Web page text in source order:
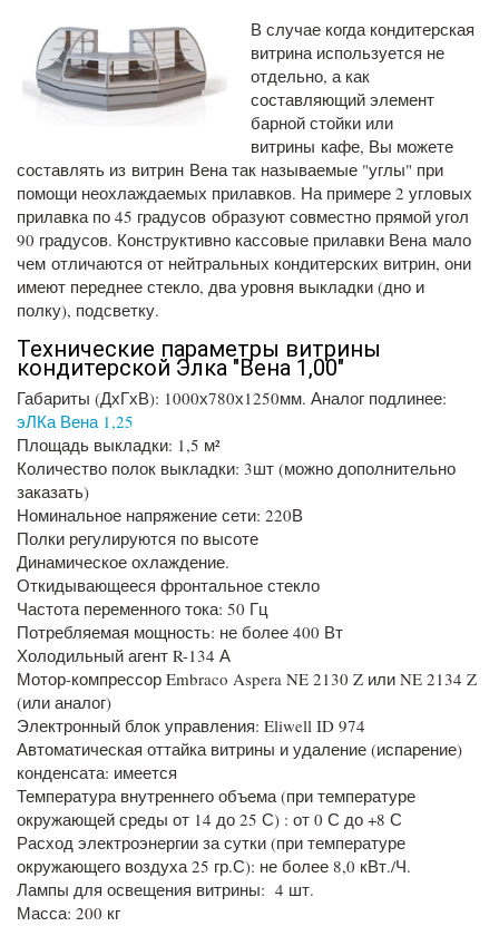
В случае когда кондитерская
витрина используется не
отдельно, а как
составляющий элемент
барной стойки или
витрины кафе, Вы можете
составлять из витрин Вена так называемые "углы" при
помощи неохлаждаемых прилавков. На примере 2 угловых
прилавка по 45 градусов образуют совместно прямой угол
90 градусов. Конструктивно кассовые прилавки Вена мало
чем отличаются от нейтральных кондитерских витрин, они
имеют переднее стекло, два уровня выкладки (дно и
полку), подсветку.
Технические параметры витрины
кондитерской Элка "Вена 1,00"
Габариты (ДхГхВ): 1000х780х1250мм. Аналог подлинее:
эЛКа Вена 1,25
Площадь выкладки: 1,5 м²
Количество полок выкладки: 3шт (можно дополнительно
заказать)
Номинальное напряжение сети: 220В
Полки регулируются по высоте
Динамическое охлаждение.
Откидывающееся фронтальное стекло
Частота переменного тока: 50 Гц
Потребляемая мощность: не более 400 Вт
Холодильный агент R-134 А
Мотор-компрессор Embraco Aspera NE 2130 Z или NE 2134 Z
(или аналог)
Электронный блок управления: Eliwell ID 974
Автоматическая оттайка витрины и удаление (испарение)
конденсата: имеется
Температура внутреннего объема (при температуре
окружающей среды от 14 до 25 С) : от 0 С до +8 С
Расход электроэнергии за сутки (при температуре
окружающего воздуха 25 гр.С): не более 8,0 кВт./Ч.
Лампы для освещения витрины: 4 шт.
Масса: 200 кг